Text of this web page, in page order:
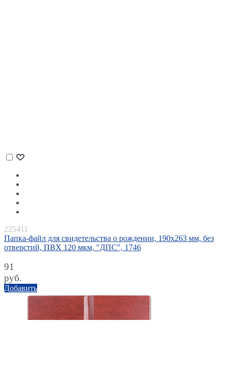
225411
Папка-файл для свидетельства о рождении, 190х263 мм, без
отверстий, ПВХ 120 мкм, "ДПС", 1746
91
руб.
Добавить